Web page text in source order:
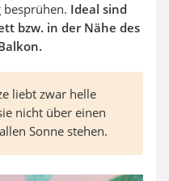
besprühen. Ideal sind
bzw. in der Nähe des
liebt zwar helle
nicht über einen
Sonne stehen.